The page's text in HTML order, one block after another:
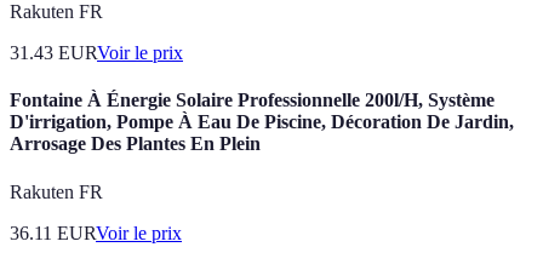
Rakuten FR
31.43 EURVoir le prix
Fontaine À Énergie Solaire Professionnelle 200l/H, Système
D'irrigation, Pompe À Eau De Piscine, Décoration De Jardin,
Arrosage Des Plantes En Plein
Rakuten FR
36.11 EURVoir le prix